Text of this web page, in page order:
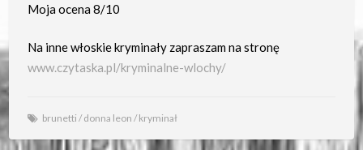
Moja ocena 8/10
Na inne włoskie kryminały zapraszam na stronę
www.czytaska.pl/kryminalne-wlochy/
brunetti /donna leon /kryminał